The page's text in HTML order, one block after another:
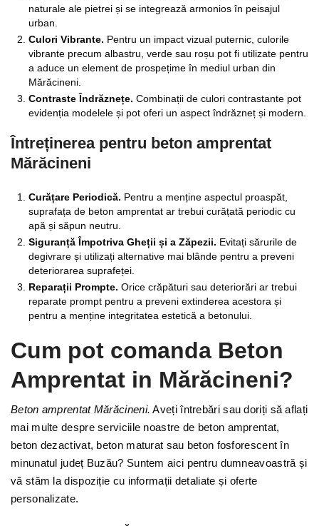
naturale ale pietrei și se integrează armonios în peisajul
urban.
Culori Vibrante. Pentru un impact vizual puternic, culorile
vibrante precum albastru, verde sau roșu pot fi utilizate pentru
a aduce un element de prospețime în mediul urban din
Mărăcineni.
Contraste Îndrăznețe. Combinații de culori contrastante pot
evidenția modelele și pot oferi un aspect îndrăzneț și modern.
Întreținerea pentru beton amprentat
Mărăcineni
Curățare Periodică. Pentru a menține aspectul proaspăt,
suprafața de beton amprentat ar trebui curățată periodic cu
apă și săpun neutru.
Siguranță Împotriva Gheții și a Zăpezii. Evitați sărurile de
degivrare și utilizați alternative mai blânde pentru a preveni
deteriorarea suprafeței.
Reparații Prompte. Orice crăpături sau deteriorări ar trebui
reparate prompt pentru a preveni extinderea acestora și
pentru a menține integritatea estetică a betonului.
Cum pot comanda Beton
Amprentat in Mărăcineni?
Beton amprentat Mărăcineni. Aveți întrebări sau doriți să aflați
mai multe despre serviciile noastre de beton amprentat,
beton dezactivat, beton maturat sau beton fosforescent în
minunatul județ Buzău? Suntem aici pentru dumneavoastră și
vă stăm la dispoziție cu informații detaliate și oferte
personalizate.